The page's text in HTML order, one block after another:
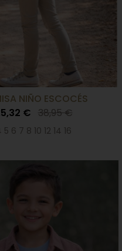
NIÑO ESCOCÉS
€ 38,95 €
5 6 7 8 10 12 14 16